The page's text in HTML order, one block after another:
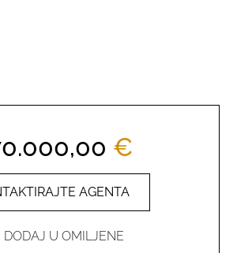
€
AGENTA
DODAJ U OMILJENE